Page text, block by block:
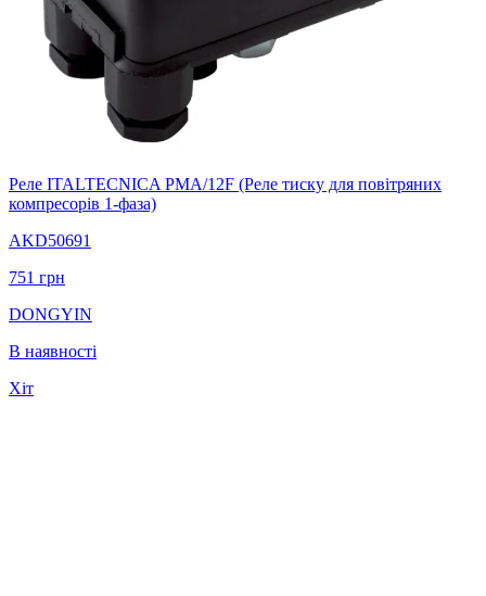
Реле ITALTECNICA PMA/12F (Реле тиску для повітряних
компресорів 1-фаза)
AKD50691
751 грн
DONGYIN
В наявності
Хіт